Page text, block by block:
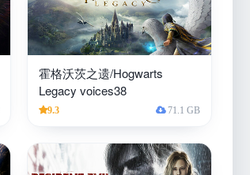
霍格沃茨之遗/Hogwarts
Legacy voices38
9.3 71.1 GB